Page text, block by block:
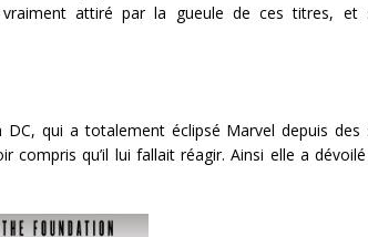
attiré par la gueule de ces titres, et
qui a totalement éclipsé Marvel depuis des
compris qu’il lui fallait réagir. Ainsi elle a